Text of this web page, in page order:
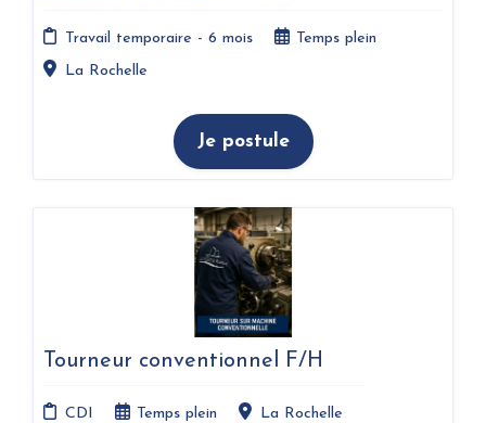
Travail temporaire - 6 mois
Temps plein
La Rochelle
Je postule
Tourneur conventionnel F/H
CDI Temps plein La Rochelle